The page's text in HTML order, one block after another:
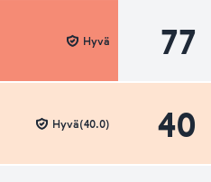
77
Hyvä
40
Hyvä(40.0)